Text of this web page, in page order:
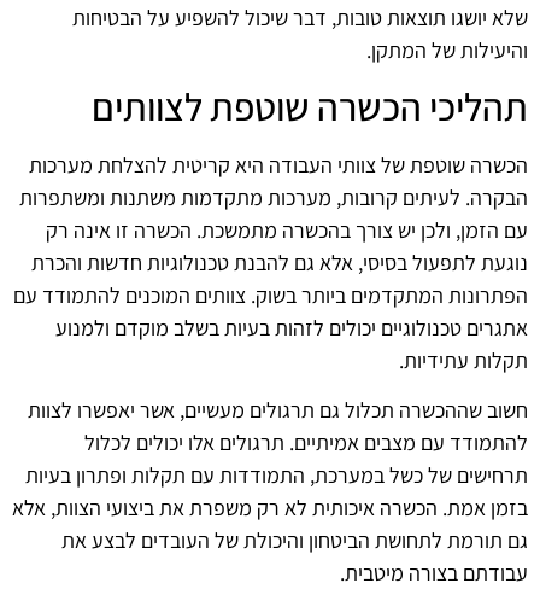
שלא יושגו תוצאות טובות, דבר שיכול להשפיע על הבטיחות
והיעילות של המתקן.
תהליכי הכשרה שוטפת לצוותים
הכשרה שוטפת של צוותי העבודה היא קריטית להצלחת מערכות
הבקרה. לעיתים קרובות, מערכות מתקדמות משתנות ומשתפרות
עם הזמן, ולכן יש צורך בהכשרה מתמשכת. הכשרה זו אינה רק
נוגעת לתפעול בסיסי, אלא גם להבנת טכנולוגיות חדשות והכרת
הפתרונות המתקדמים ביותר בשוק. צוותים המוכנים להתמודד עם
אתגרים טכנולוגיים יכולים לזהות בעיות בשלב מוקדם ולמנוע
תקלות עתידיות.
חשוב שההכשרה תכלול גם תרגולים מעשיים, אשר יאפשרו לצוות
להתמודד עם מצבים אמיתיים. תרגולים אלו יכולים לכלול
תרחישים של כשל במערכת, התמודדות עם תקלות ופתרון בעיות
בזמן אמת. הכשרה איכותית לא רק משפרת את ביצועי הצוות, אלא
גם תורמת לתחושת הביטחון והיכולת של העובדים לבצע את
עבודתם בצורה מיטבית.